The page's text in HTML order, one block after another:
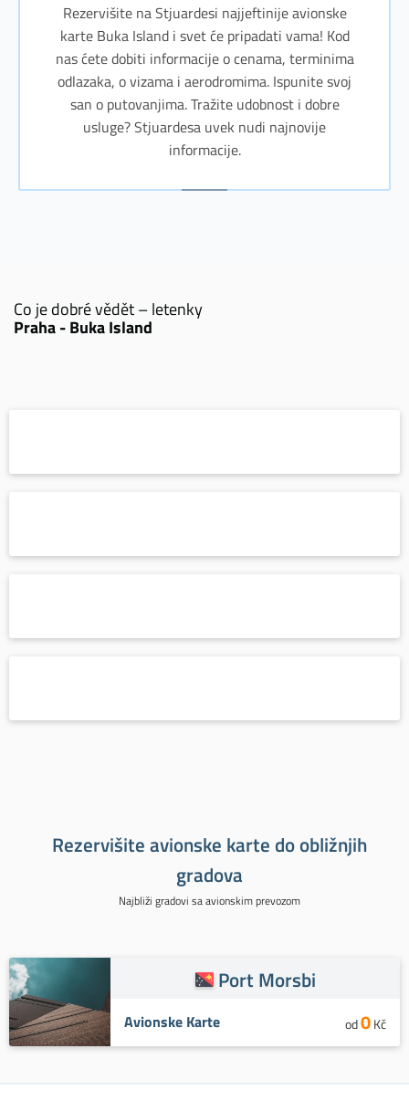
Rezervišite na Stjuardesi najjeftinije avionske
karte Buka Island i svet će pripadati vama! Kod
nas ćete dobiti informacije o cenama, terminima
odlazaka, o vizama i aerodromima. Ispunite svoj
san o putovanjima. Tražite udobnost i dobre
usluge? Stjuardesa uvek nudi najnovije
informacije.
Co je dobré vědět – letenky
Praha - Buka Island
Rezervišite avionske karte do obližnjih
gradova
Najbliži gradovi sa avionskim prevozom
Port Morsbi
Avionske Karte od0Kč